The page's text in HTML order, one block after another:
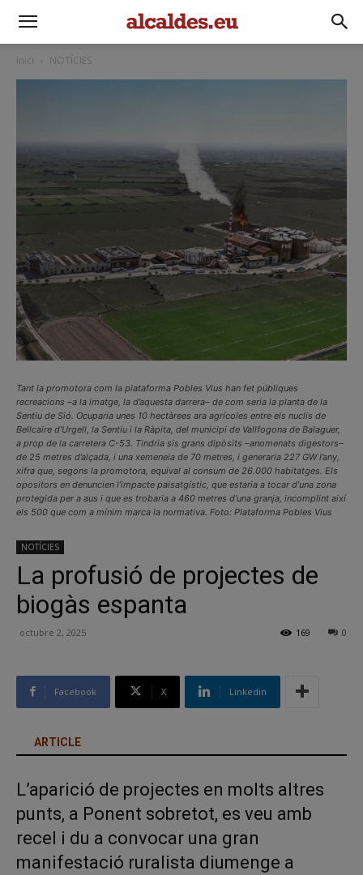
Inici NOTÍCIES
Tant la promotora com la plataforma Pobles Vius han fet públiques
recreacions –a la imatge, la d’aquesta darrera– de com seria la planta de la
Sentiu de Sió. Ocuparia unes 10 hectàrees ara agrícoles entre els nuclis de
Bellcaire d’Urgell, la Sentiu i la Ràpita, del municipi de Vallfogona de Balaguer,
a prop de la carretera C-53. Tindria sis grans dipòsits –anomenats digestors–
de 25 metres d’alçada, i una xemeneia de 70 metres, i generaria 227 GW l’any,
xifra que, segons la promotora, equival al consum de 26.000 habitatges. Els
opositors en denuncien l’impacte paisatgístic, que estaria a tocar d’una zona
protegida per a aus i que es trobaria a 460 metres d’una granja, incomplint així
els 500 que com a mínim marca la normativa. Foto: Plataforma Pobles Vius
NOTÍCIES
La profusió de projectes de
biogàs espanta
octubre 2, 2025 0
169
Facebook X Linkedin
ARTICLE
L’aparició de projectes en molts altres
punts, a Ponent sobretot, es veu amb
recel i du a convocar una gran
manifestació ruralista diumenge a